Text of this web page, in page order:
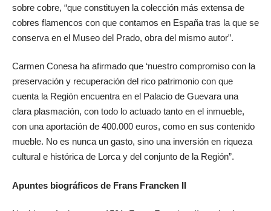
sobre cobre, “que constituyen la colección más extensa de
cobres flamencos con que contamos en España tras la que se
conserva en el Museo del Prado, obra del mismo autor”.
Carmen Conesa ha afirmado que ‘nuestro compromiso con la
preservación y recuperación del rico patrimonio con que
cuenta la Región encuentra en el Palacio de Guevara una
clara plasmación, con todo lo actuado tanto en el inmueble,
con una aportación de 400.000 euros, como en sus contenido
mueble. No es nunca un gasto, sino una inversión en riqueza
cultural e histórica de Lorca y del conjunto de la Región”.
Apuntes biográficos de Frans Francken II